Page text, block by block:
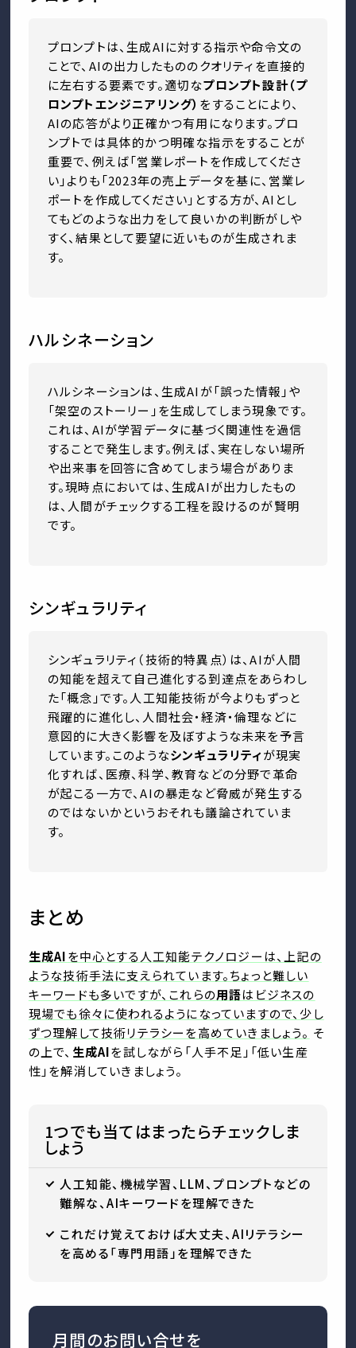
プロンプトは、生成AIに対する指示や命令文の
ことで、AIの出力したもののクオリティを直接的
に左右する要素です。適切なプロンプト設計（プ
ロンプトエンジニアリング） をすることにより、
AIの応答がより正確かつ有用になります。プロ
ンプトでは具体的かつ明確な指示をすることが
重要で、例えば「営業レポートを作成してくださ
い」よりも「2023年の売上データを基に、営業レ
ポートを作成してください」とする方が、AIとし
てもどのような出力をして良いかの判断がしや
すく、結果として要望に近いものが生成されま
す。
ハルシネーション
ハルシネーションは、生成AIが「誤った情報」や
「架空のストーリー」を生成してしまう現象です。
これは、AIが学習データに基づく関連性を過信
することで発生します。例えば、実在しない場所
や出来事を回答に含めてしまう場合がありま
す。現時点においては、生成AIが出力したもの
は、人間がチェックする工程を設けるのが賢明
です。
シンギュラリティ
シンギュラリティ（技術的特異点）は、AIが人間
の知能を超えて自己進化する到達点をあらわし
た「概念」です。人工知能技術が今よりもずっと
飛躍的に進化し、人間社会・経済・倫理などに
意図的に大きく影響を及ぼすような未来を予言
しています。このようなシンギュラリティが現実
化すれば、医療、科学、教育などの分野で革命
が起こる一方で、AIの暴走など脅威が発生する
のではないかというおそれも議論されていま
す。
まとめ
生成AIを中心とする人工知能テクノロジーは、上記の
ような技術手法に支えられています。ちょっと難しい
キーワードも多いですが、これらの用語はビジネスの
現場でも徐々に使われるようになっていますので、少し
ずつ理解して技術リテラシーを高めていきましょう。 そ
の上で、 生成AIを試しながら「人手不足」「低い生産
性」を解消していきましょう。
1つでも当てはまったらチェックしま
しょう
人工知能、機械学習、LLM、プロンプトなどの
難解な、AIキーワードを理解できた
これだけ覚えておけば大丈夫、AIリテラシー
を高める「専門用語」を理解できた
月間のお問い合せを